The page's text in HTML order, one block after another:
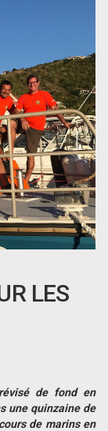
LES
de fond en
une quinzaine de
de marins en